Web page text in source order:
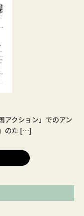
アクション」でのアン
のた […]